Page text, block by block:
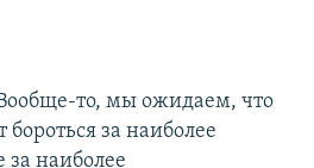
то, мы ожидаем, что
за наиболее
за наиболее